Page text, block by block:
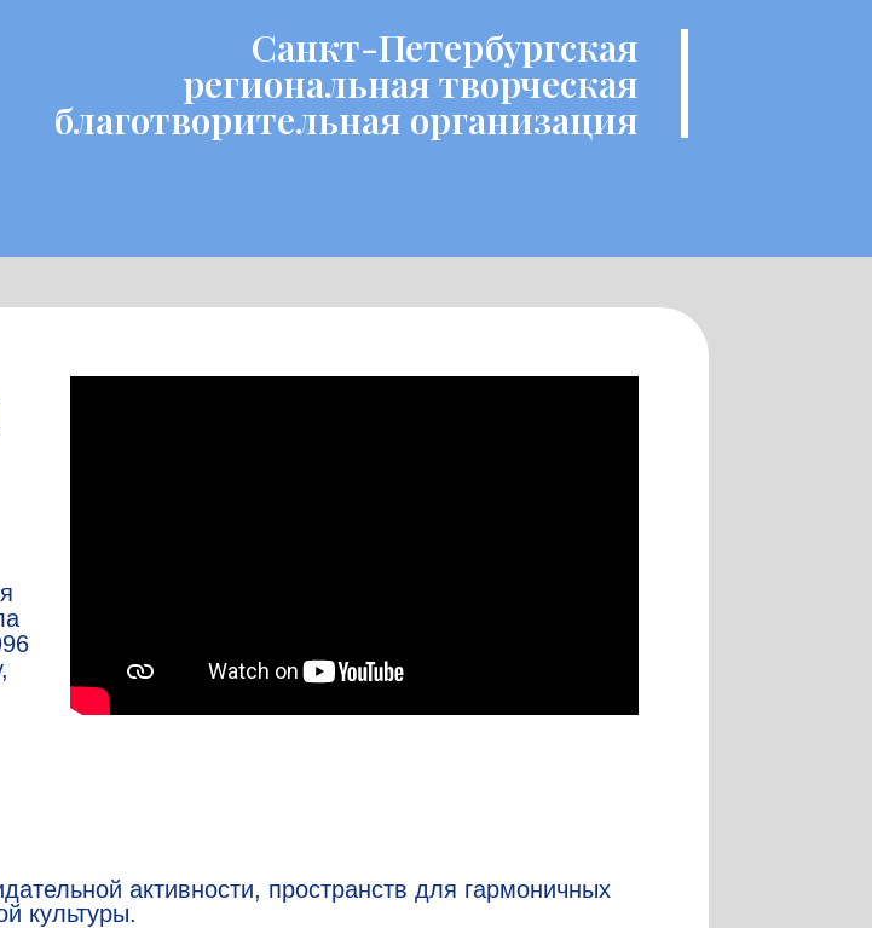
Санкт-Петербургская
региональная творческая
благотворительная организация
активности, пространств для гармоничных
культуры.